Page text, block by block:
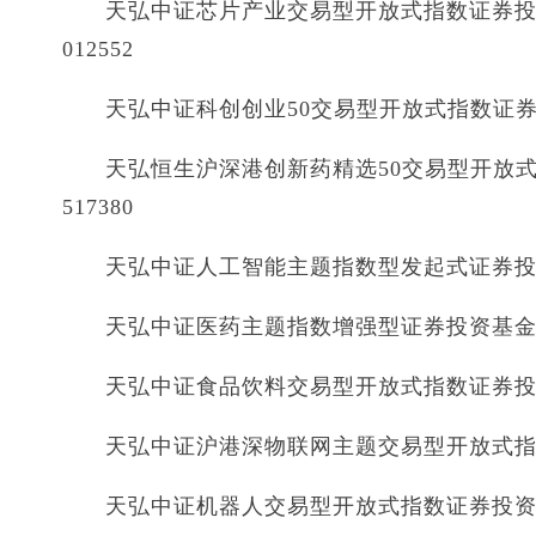
天弘中证芯片产业交易型开放式指数证券
012552
天弘中证科创创业50交易型开放式指数证
天弘恒生沪深港创新药精选50交易型开放
517380
天弘中证人工智能主题指数型发起式证券
天弘中证医药主题指数增强型证券投资基
天弘中证食品饮料交易型开放式指数证券
天弘中证沪港深物联网主题交易型开放式
天弘中证机器人交易型开放式指数证券投